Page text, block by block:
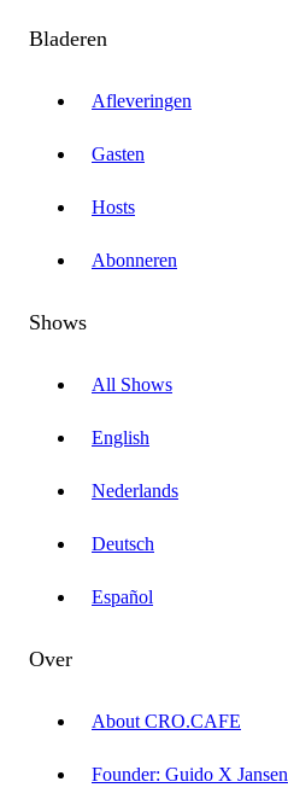
Bladeren
Afleveringen
Gasten
Hosts
Abonneren
Shows
All Shows
English
Nederlands
Deutsch
Español
Over
About CRO.CAFE
Founder: Guido X Jansen